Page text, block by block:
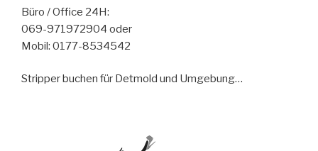
Büro / Office 24H:
069-971972904 oder
Mobil: 0177-8534542
Stripper buchen für Detmold und Umgebung…